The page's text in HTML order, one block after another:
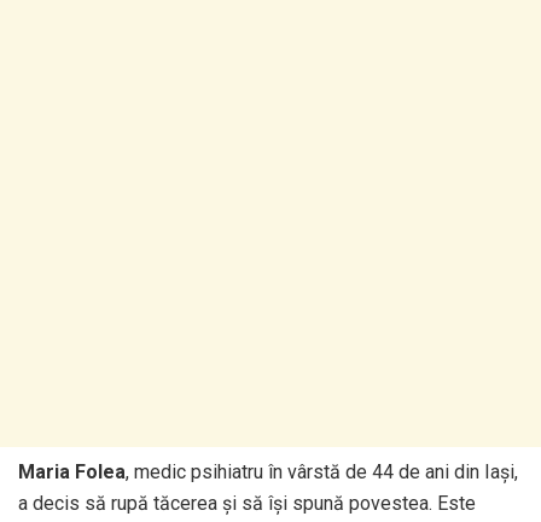
Maria Folea, medic psihiatru în vârstă de 44 de ani din Iași,
a decis să rupă tăcerea și să își spună povestea. Este